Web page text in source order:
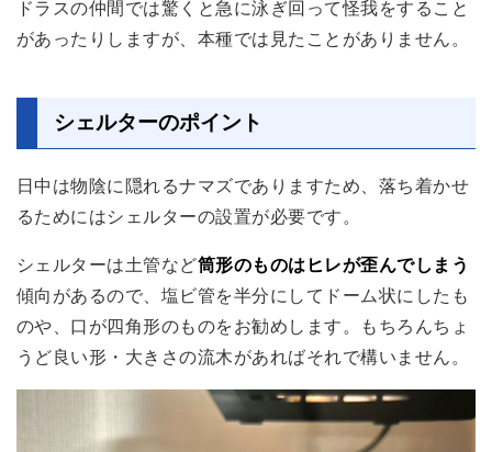
ドラスの仲間では驚くと急に泳ぎ回って怪我をすること
があったりしますが、本種では見たことがありません。
シェルターのポイント
日中は物陰に隠れるナマズでありますため、落ち着かせ
るためにはシェルターの設置が必要です。
シェルターは土管など筒形のものはヒレが歪んでしまう
傾向があるので、塩ビ管を半分にしてドーム状にしたも
のや、口が四角形のものをお勧めします。もちろんちょ
うど良い形・大きさの流木があればそれで構いません。